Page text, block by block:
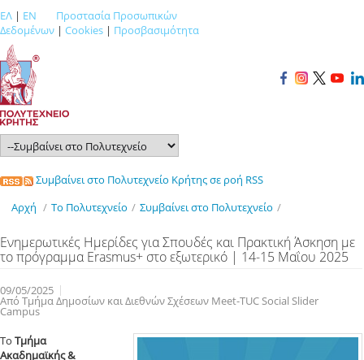
ΕΛ | EN
Προστασία Προσωπικών
Δεδομένων | Cookies | Προσβασιμότητα
Συμβαίνει στο Πολυτεχνείο Κρήτης σε ροή RSS
Αρχή / Το Πολυτεχνείο / Συμβαίνει στο Πολυτεχνείο /
Ενημερωτικές Ημερίδες για Σπουδές και Πρακτική Άσκηση με
το πρόγραμμα Erasmus+ στο εξωτερικό | 14-15 Μαΐου 2025
09/05/2025
Από Τμήμα Δημοσίων και Διεθνών Σχέσεων Meet-TUC Social Slider
Campus
Το Τμήμα
Ακαδημαϊκής &